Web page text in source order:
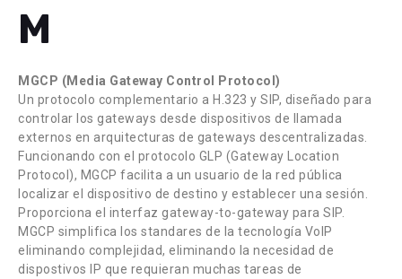
M
MGCP (Media Gateway Control Protocol)
Un protocolo complementario a H.323 y SIP, diseñado para
controlar los gateways desde dispositivos de llamada
externos en arquitecturas de gateways descentralizadas.
Funcionando con el protocolo GLP (Gateway Location
Protocol), MGCP facilita a un usuario de la red pública
localizar el dispositivo de destino y establecer una sesión.
Proporciona el interfaz gateway-to-gateway para SIP.
MGCP simplifica los standares de la tecnología VoIP
eliminando complejidad, eliminando la necesidad de
dispostivos IP que requieran muchas tareas de